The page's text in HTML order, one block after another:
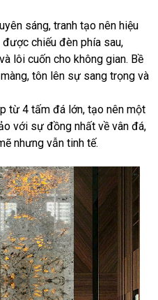
sáng, tranh tạo nên hiệu
chiếu đèn phía sau,
lôi cuốn cho không gian. Bề
tôn lên sự sang trọng và
từ 4 tấm đá lớn, tạo nên một
với sự đồng nhất về vân đá,
nhưng vẫn tinh tế.